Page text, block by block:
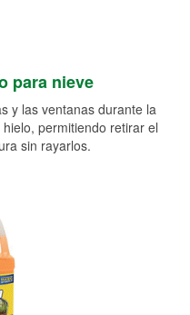
para nieve
y las ventanas durante la
permitiendo retirar el
sin rayarlos.